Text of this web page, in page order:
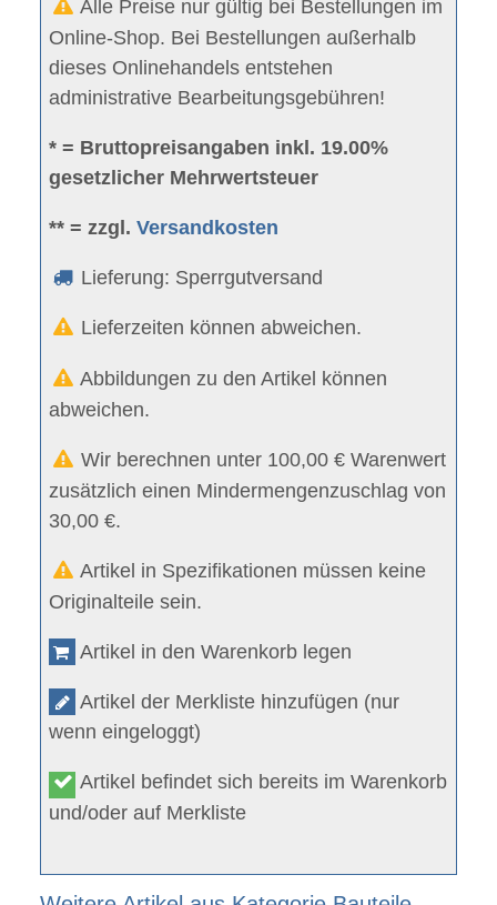
Alle Preise nur gültig bei Bestellungen im
Online-Shop. Bei Bestellungen außerhalb
dieses Onlinehandels entstehen
administrative Bearbeitungsgebühren!
* = Bruttopreisangaben inkl. 19.00%
gesetzlicher Mehrwertsteuer
** = zzgl.Versandkosten
Lieferung: Sperrgutversand
Lieferzeiten können abweichen.
Abbildungen zu den Artikel können
abweichen.
Wir berechnen unter 100,00 € Warenwert
zusätzlich einen Mindermengenzuschlag von
30,00 €.
Artikel in Spezifikationen müssen keine
Originalteile sein.
Artikel in den Warenkorb legen
Artikel der Merkliste hinzufügen (nur
wenn eingeloggt)
Artikel befindet sich bereits im Warenkorb
und/oder auf Merkliste